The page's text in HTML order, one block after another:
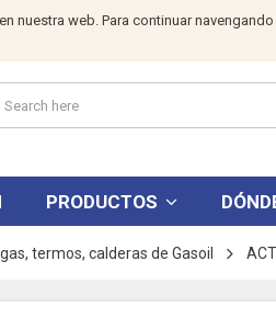
nuestra web. Para continuar
PRODUCTOS
termos, calderas de Gasoil